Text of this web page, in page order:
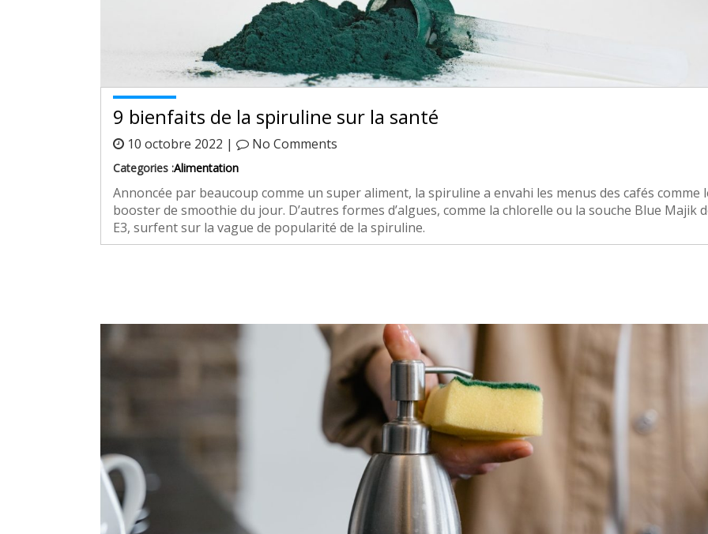
9 bienfaits de la spiruline sur la santé
10 octobre 2022 | No Comments
Categories :Alimentation
Annoncée par beaucoup comme un super aliment, la spiruline a envahi les menus des cafés comme
booster de smoothie du jour. D’autres formes d’algues, comme la chlorelle ou la souche Blue Majik
E3, surfent sur la vague de popularité de la spiruline.